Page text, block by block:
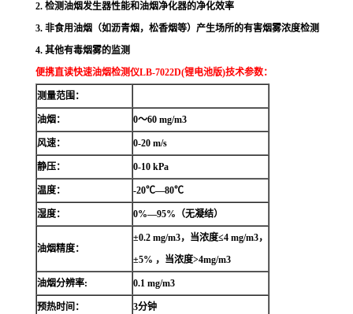
2. 检测油烟发生器性能和油烟净化器的净化效率
3. 非食用油烟（如沥青烟，松香烟等）产生场所的有害烟雾浓度检测
4. 其他有毒烟雾的监测
便携直读快速油烟检测仪LB-7022D(锂电池版)技术参数：
测量范围：
油烟： 0～60 mg/m3
风速： 0-20 m/s
静压： 0-10 kPa
温度： -20℃—80℃
湿度： 0%—95%（无凝结）
油烟精度：
±0.2 mg/m3，当浓度≤4 mg/m3，
±5% ，当浓度>4mg/m3
油烟分辨率: 0.1 mg/m3
预热时间： 3分钟